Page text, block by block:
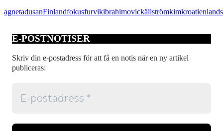
i
agnetadusanFinlandfokusfurvikibrahimovickällströmkimkroatien
E-POSTNOTISER
Skriv din e-postadress för att få en notis när en ny artikel
publiceras: